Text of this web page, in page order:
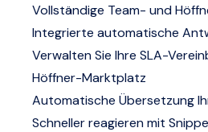
Vollständige Team- und
Integrierte automatische
Verwalten Sie Ihre SLA-
Höffner-Marktplatz
Automatische Übersetzung
Schneller reagieren mit